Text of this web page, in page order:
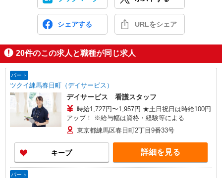
シェアする URLをシェア
20件のこの求人と職種が同じ求人
パート
ツクイ練馬春日町（デイサービス）
デイサービス 看護スタッフ
時給1,727円〜1,957円 ★土日祝日は時給100円
アップ！ ※給与幅は資格・経験等による
東京都練馬区春日町2丁目9番33号
キープ 詳細を見る
パート